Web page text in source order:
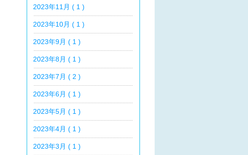
2023年11月 ( 1 )
2023年10月 ( 1 )
2023年9月 ( 1 )
2023年8月 ( 1 )
2023年7月 ( 2 )
2023年6月 ( 1 )
2023年5月 ( 1 )
2023年4月 ( 1 )
2023年3月 ( 1 )